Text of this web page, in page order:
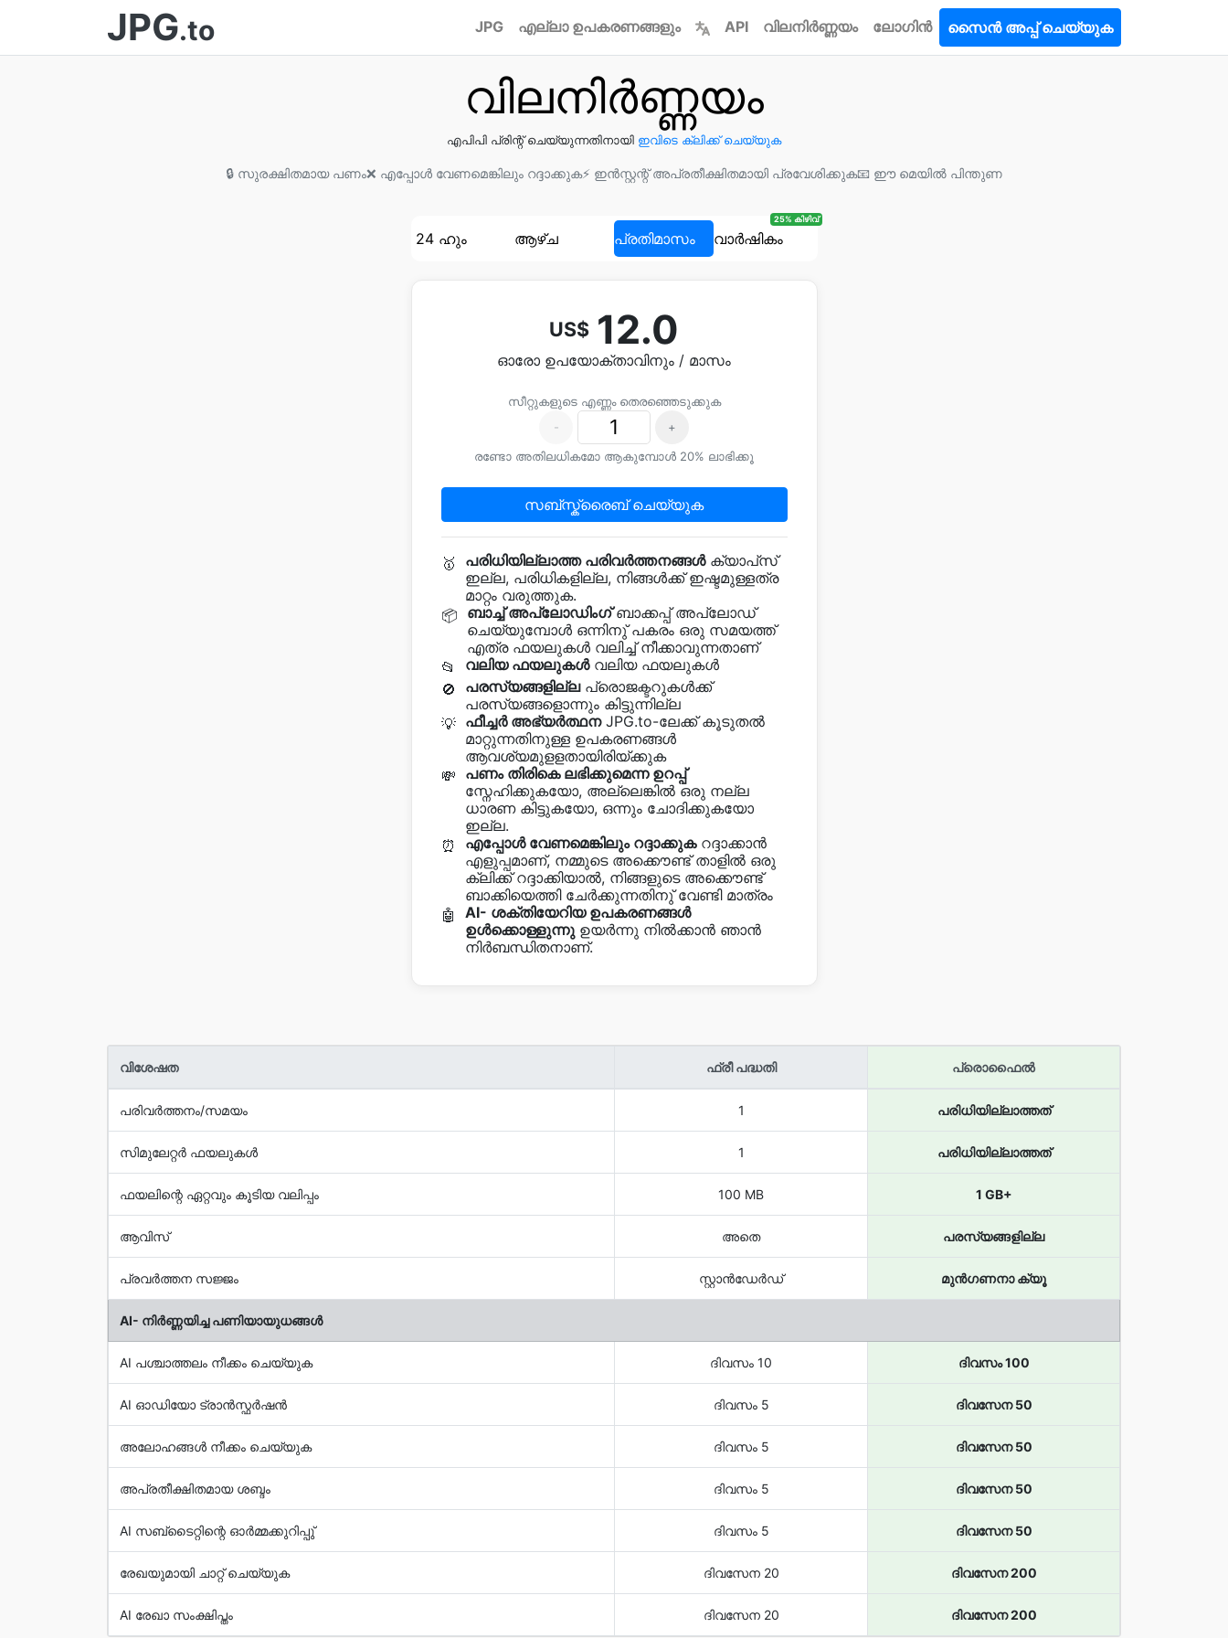
JPG.to JPG എല്ലാ ഉപകരണങ്ങളും API വിലനിർണ്ണയം ലോഗിൻ സൈൻ അപ്പ് ചെയ്യുക
വിലനിർണ്ണയം
എപിപി പ്രിന്റ് ചെയ്യുന്നതിനായി ഇവിടെ ക്ലിക്ക് ചെയ്യുക
🔒 സുരക്ഷിതമായ പണം❌ എപ്പോൾ വേണമെങ്കിലും റദ്ദാക്കുക⚡ ഇന്‍സ്റ്റന്റ് അപ്രതീക്ഷിതമായി പ്രവേശിക്കുക📧 ഈ മെയില്‍ പിന്തുണ
24 ഹും ആഴ്ച പ്രതിമാസം വാർഷികം
25% കിഴിവ്
US$ 12.0
ഓരോ ഉപയോക്താവിനും / മാസം
സീറ്റുകളുടെ എണ്ണം തെരഞ്ഞെടുക്കുക
-
+
രണ്ടോ അതിലധികമോ ആകുമ്പോൾ 20% ലാഭിക്കൂ
സബ്സ്ക്രൈബ് ചെയ്യുക
🥇 പരിധിയില്ലാത്ത പരിവർത്തനങ്ങൾക്യാപ്‌സ്‌
ഇല്ല, പരിധികളില്ല, നിങ്ങൾക്ക് ഇഷ്ടമുള്ളത്ര
മാറ്റം വരുത്തുക.
📦 ബാച്ച് അപ്‌ലോഡിംഗ്ബാക്കപ്പ് അപ്ലോഡ്
ചെയ്യുമ്പോള്‍ ഒന്നിനു് പകരം ഒരു സമയത്ത്
എത്ര ഫയലുകള്‍ വലിച്ച് നീക്കാവുന്നതാണ്
📂
വലിയ ഫയലുകൾവലിയ ഫയലുകൾ
🚫
പരസ്യങ്ങളില്ലപ്രൊജക്ടറുകള്‍ക്ക്
പരസ്യങ്ങളൊന്നും കിട്ടുന്നില്ല
💡 ഫീച്ചർ അഭ്യർത്ഥനJPG.to-ലേക്ക് കൂടുതല്‍
മാറ്റുന്നതിനുള്ള ഉപകരണങ്ങള്‍
ആവശ്യ‌മുളളതായിരിയ്ക്കുക
💸 പണം തിരികെ ലഭിക്കുമെന്ന ഉറപ്പ്
സ്നേഹിക്കുകയോ, അല്ലെങ്കില്‍ ഒരു നല്ല
ധാരണ കിട്ടുകയോ, ഒന്നും ചോദിക്കുകയോ
ഇല്ല.
⏰
എപ്പോൾ വേണമെങ്കിലും റദ്ദാക്കുകറദ്ദാക്കാന്‍
എളുപ്പമാണ്, നമ്മുടെ അക്കൌണ്ട് താളില്‍ ഒരു
ക്ലിക്ക് റദ്ദാക്കിയാല്‍, നിങ്ങളുടെ അക്കൌണ്ട്
ബാക്കിയെത്തി ചേര്‍ക്കുന്നതിനു് വേണ്ടി മാത്രം
🤖
AI- ശക്തിയേറിയ ഉപകരണങ്ങള്‍
ഉള്‍‌ക്കൊള്ളുന്നുഉയര്‍ന്നു നില്‍ക്കാന്‍ ഞാന്‍
നിര്‍ബന്ധിതനാണ്.
വിശേഷത ഫ്രീ പദ്ധതി പ്രൊഫൈല്‍
പരിവര്‍ത്തനം/സമയം 1 പരിധിയില്ലാത്തത്
സിമുലേറ്റര്‍ ഫയലുകള്‍ 1 പരിധിയില്ലാത്തത്
ഫയലിന്റെ ഏറ്റവും കൂടിയ വലിപ്പം 100 MB 1 GB+
ആവിസ് അതെ പരസ്യങ്ങളില്ല
പ്രവര്‍ത്തന സജ്ജം സ്റ്റാന്‍ഡേര്‍ഡ് മുൻഗണനാ ക്യൂ
AI- നിര്‍ണ്ണയിച്ച പണിയായുധങ്ങള്‍
AI പശ്ചാത്തലം നീക്കം ചെയ്യുക ദിവസം 10 ദിവസം 100
AI ഓഡിയോ ട്രാന്‍സ്ഫര്‍ഷന്‍ ദിവസം 5 ദിവസേന 50
അലോഹങ്ങള്‍ നീക്കം ചെയ്യുക ദിവസം 5 ദിവസേന 50
അപ്രതീക്ഷിതമായ ശബ്ദം ദിവസം 5 ദിവസേന 50
AI സബ്ടൈറ്റിന്റെ ഓര്‍മ്മക്കുറിപ്പു് ദിവസം 5 ദിവസേന 50
രേഖയുമായി ചാറ്റ് ചെയ്യുക ദിവസേന 20 ദിവസേന 200
AI രേഖാ സംക്ഷിപ്തം ദിവസേന 20 ദിവസേന 200